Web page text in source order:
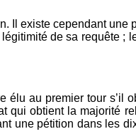
Il existe cependant une
de sa requête ;
élu au premier tour s’il
qui obtient la majorité
une pétition dans les